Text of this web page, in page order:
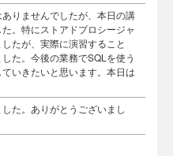
りませんでしたが、本日の講
。特にストアドプロシージャ
たが、実際に演習すること
た。今後の業務でSQLを使う
いきたいと思います。本日は
た。ありがとうございまし